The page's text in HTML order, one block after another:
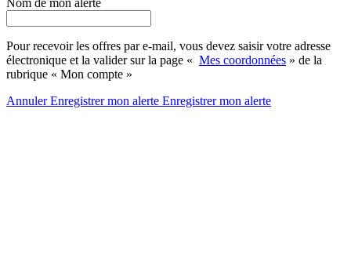
Pour recevoir les offres par e-mail, vous devez saisir votre adresse
électronique et la valider sur la page « Mes coordonnées » de la
rubrique « Mon compte »
AnnulerEnregistrer mon alerte Enregistrermon alerte